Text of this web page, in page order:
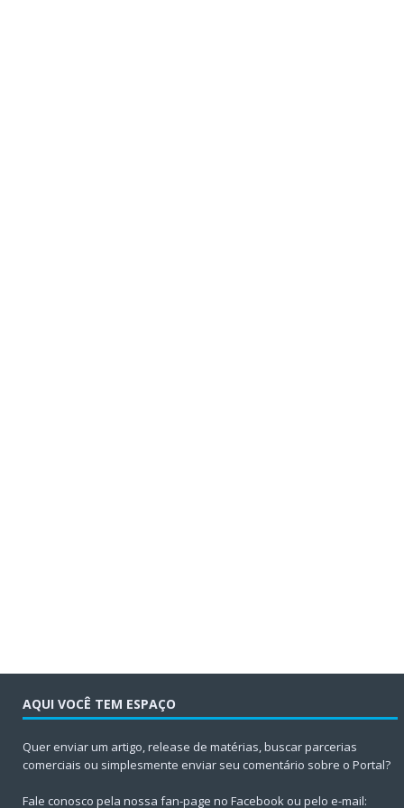
AQUI VOCÊ TEM ESPAÇO
Quer enviar um artigo, release de matérias, buscar parcerias
comerciais ou simplesmente enviar seu comentário sobre o Portal?
Fale conosco pela nossa fan-page no Facebook ou pelo e-mail: